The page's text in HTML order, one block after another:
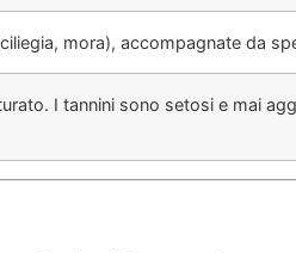
mora), accompagnate da
I tannini sono setosi e mai